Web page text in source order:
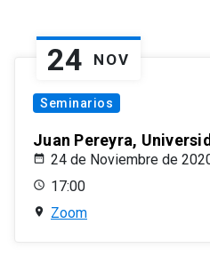
24 NOV
Seminarios
Juan Pereyra,
24 de Noviembre de
17:00
Zoom